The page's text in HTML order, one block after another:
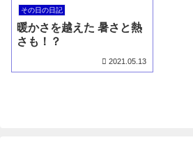
その日の日記
暖かさを越えた 暑さと熱
さも！？
2021.05.13